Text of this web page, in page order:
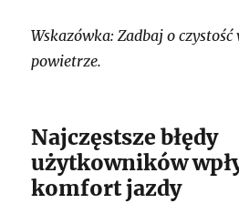
Wskazówka: Zadbaj o
powietrze.
Najczęstsze błędy
użytkowników
komfort jazdy